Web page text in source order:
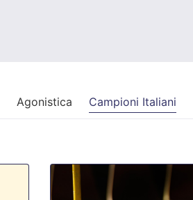
Agonistica Campioni Italiani